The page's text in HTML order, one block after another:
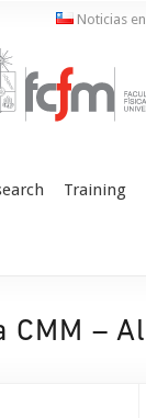
Training
Noticias
–